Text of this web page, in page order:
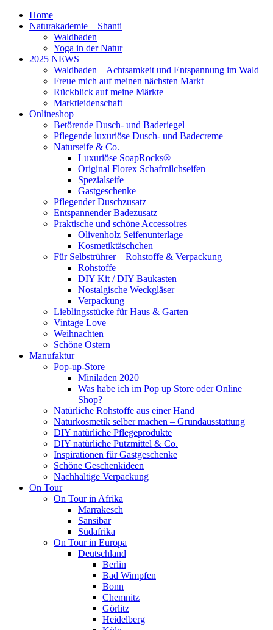
Home
Naturakademie – Shanti
Waldbaden
Yoga in der Natur
2025 NEWS
Waldbaden – Achtsamkeit und Entspannung im Wald
Freue mich auf meinen nächsten Markt
Rückblick auf meine Märkte
Marktleidenschaft
Onlineshop
Betörende Dusch- und Baderiegel
Pflegende luxuriöse Dusch- und Badecreme
Naturseife & Co.
Luxuriöse SoapRocks®
Original Florex Schafmilchseifen
Spezialseife
Gastgeschenke
Pflegender Duschzusatz
Entspannender Badezusatz
Praktische und schöne Accessoires
Olivenholz Seifenunterlage
Kosmetiktäschchen
Für Selbstrührer – Rohstoffe & Verpackung
Rohstoffe
DIY Kit / DIY Baukasten
Nostalgische Weckgläser
Verpackung
Lieblingsstücke für Haus & Garten
Vintage Love
Weihnachten
Schöne Ostern
Manufaktur
Pop-up-Store
Miniladen 2020
Was habe ich im Pop up Store oder Online
Shop?
Natürliche Rohstoffe aus einer Hand
Naturkosmetik selber machen – Grundausstattung
DIY natürliche Pflegeprodukte
DIY natürliche Putzmittel & Co.
Inspirationen für Gastgeschenke
Schöne Geschenkideen
Nachhaltige Verpackung
On Tour
On Tour in Afrika
Marrakesch
Sansibar
Südafrika
On Tour in Europa
Deutschland
Berlin
Bad Wimpfen
Bonn
Chemnitz
Görlitz
Heidelberg